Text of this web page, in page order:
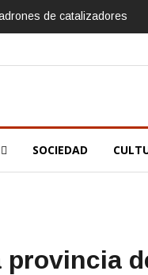
de catalizadores
SOCIEDAD
provincia